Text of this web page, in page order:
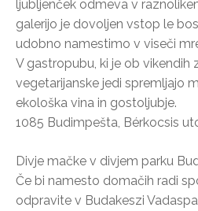
ljubljenček odmeva v
galerijo je dovoljen vstop le
udobno namestimo v viseči
V gastropubu, ki je ob vikendih
vegetarijanske jedi spremljajo
ekološka vina in gostoljubje.
1085 Budimpešta, Bérkocsis
Divje mačke v divjem parku
Če bi namesto domačih radi
odpravite v Budakeszi